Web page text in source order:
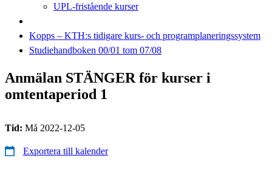
UPL-fristående kurser
Kopps – KTH:s tidigare kurs- och programplaneringssystem
Studiehandboken 00/01 tom 07/08
Anmälan STÄNGER för kurser i
omtentaperiod 1
Tid: Må 2022-12-05
Exportera till kalender